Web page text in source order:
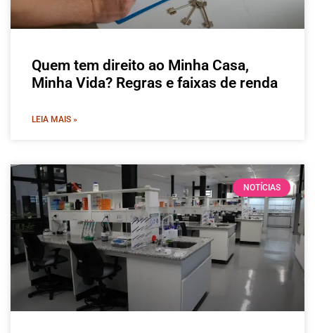
Quem tem direito ao Minha Casa,
Minha Vida? Regras e faixas de renda
LEIA MAIS »
NOTÍCIAS